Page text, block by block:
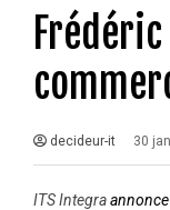
decideur-it 30
ITS Integra